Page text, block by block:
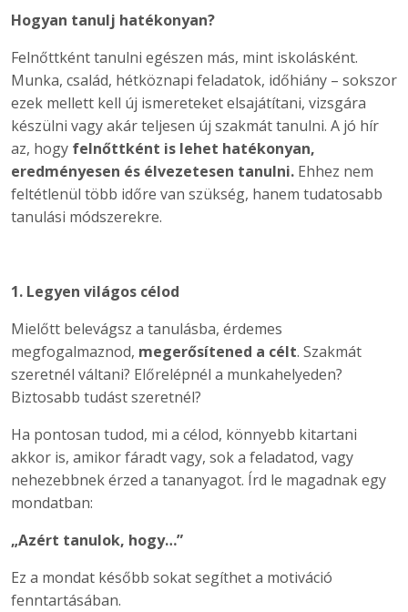
Hogyan tanulj hatékonyan?
Felnőttként tanulni egészen más, mint iskolásként.
Munka, család, hétköznapi feladatok, időhiány – sokszor
ezek mellett kell új ismereteket elsajátítani, vizsgára
készülni vagy akár teljesen új szakmát tanulni. A jó hír
az, hogy felnőttként is lehet hatékonyan,
eredményesen és élvezetesen tanulni. Ehhez nem
feltétlenül több időre van szükség, hanem tudatosabb
tanulási módszerekre.
1. Legyen világos célod
Mielőtt belevágsz a tanulásba, érdemes
megfogalmaznod, megerősítened a célt. Szakmát
szeretnél váltani? Előrelépnél a munkahelyeden?
Biztosabb tudást szeretnél?
Ha pontosan tudod, mi a célod, könnyebb kitartani
akkor is, amikor fáradt vagy, sok a feladatod, vagy
nehezebbnek érzed a tananyagot. Írd le magadnak egy
mondatban:
„Azért tanulok, hogy…”
Ez a mondat később sokat segíthet a motiváció
fenntartásában.